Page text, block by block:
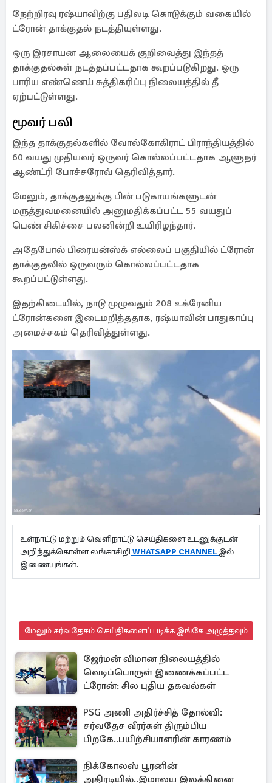
நேற்றிரவு ரஷ்யாவிற்கு பதிலடி கொடுக்கும் வகையில்
ட்ரோன் தாக்குதல் நடத்தியுள்ளது.
ஒரு இரசாயன ஆலையைக் குறிவைத்து இந்தத்
தாக்குதல்கள் நடத்தப்பட்டதாக கூறப்படுகிறது. ஒரு
பாரிய எண்ணெய் சுத்திகரிப்பு நிலையத்தில் தீ
ஏற்பட்டுள்ளது.
மூவர் பலி
இந்த தாக்குதல்களில் வோல்கோகிராட் பிராந்தியத்தில்
60 வயது முதியவர் ஒருவர் கொல்லப்பட்டதாக ஆளுநர்
ஆண்ட்ரி போச்சரோவ் தெரிவித்தார்.
மேலும், தாக்குதலுக்கு பின் படுகாயங்களுடன்
மருத்துவமனையில் அனுமதிக்கப்பட்ட 55 வயதுப்
பெண் சிகிச்சை பலனின்றி உயிரிழந்தார்.
அதேபோல் பிரையன்ஸ்க் எல்லைப் பகுதியில் ட்ரோன்
தாக்குதலில் ஒருவரும் கொல்லப்பட்டதாக
கூறப்பட்டுள்ளது.
இதற்கிடையில், நாடு முழுவதும் 208 உக்ரேனிய
ட்ரோன்களை இடைமறித்ததாக, ரஷ்யாவின் பாதுகாப்பு
அமைச்சகம் தெரிவித்துள்ளது.
உள்நாட்டு மற்றும் வெளிநாட்டு செய்திகளை உடனுக்குடன்
அறிந்துக்கொள்ள லங்காசிறி WHATSAPP CHANNEL இல்
இணையுங்கள்.
மேலும் சர்வதேசம் செய்திகளைப் படிக்க இங்கே அழுத்தவும்
ஜேர்மன் விமான நிலையத்தில்
வெடிப்பொருள் இணைக்கப்பட்ட
ட்ரோன்: சில புதிய தகவல்கள்
PSG அணி அதிர்ச்சித் தோல்வி:
சர்வதேச வீரர்கள் திரும்பிய
பிறகே..பயிற்சியாளரின் காரணம்
நிக்கோலஸ் பூரனின்
அதிரடியில்..இமாலய இலக்கினை